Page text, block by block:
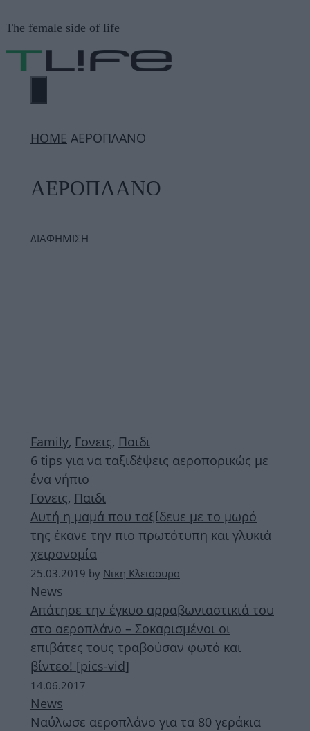
σε
περιεχόμενο
The female side of life
ΜΕΝΟΎ
ΗΟΜΕ ΑΕΡΟΠΛΑΝΟ
ΑΕΡΟΠΛΑΝΟ
ΔΙΑΦΗΜΙΣΗ
Family, Γονεις, Παιδι
6 tips για να ταξιδέψεις αεροπορικώς με
ένα νήπιο
Γονεις, Παιδι
Αυτή η μαμά που ταξίδευε με το μωρό
της έκανε την πιο πρωτότυπη και γλυκιά
χειρονομία
25.03.2019 by Νικη Κλεισουρα
News
Απάτησε την έγκυο αρραβωνιαστικιά του
στο αεροπλάνο – Σοκαρισμένοι οι
επιβάτες τους τραβούσαν φωτό και
βίντεο! [pics-vid]
14.06.2017
News
Nαύλωσε αεροπλάνο για τα 80 γεράκια